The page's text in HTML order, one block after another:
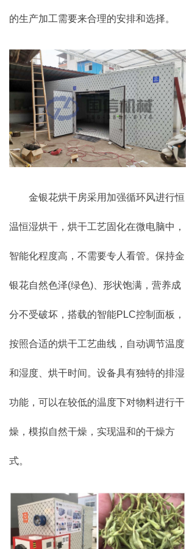
的生产加工需要来合理的安排和选择。
金银花烘干房采用加强循环风进行恒
温恒湿烘干，烘干工艺固化在微电脑中，
智能化程度高，不需要专人看管。保持金
银花自然色泽(绿色)、形状饱满，营养成
分不受破坏，搭载的智能PLC控制面板，
按照合适的烘干工艺曲线，自动调节温度
和湿度、烘干时间。设备具有独特的排湿
功能，可以在较低的温度下对物料进行干
燥，模拟自然干燥，实现温和的干燥方
式。